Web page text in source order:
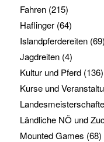
Fahren(215)
Haflinger(64)
Islandpferdereiten(69)
Jagdreiten(4)
Kultur und Pferd(136)
Kurse und
Ländliche NÖ und
Mounted Games (68)